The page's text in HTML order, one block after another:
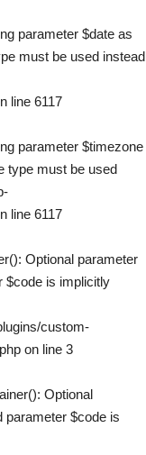
parameter $date as
must be used instead
line 6117
parameter $timezone
type must be used
line 6117
Optional parameter
$code is implicitly
custom-
on line 3
Optional
parameter $code is